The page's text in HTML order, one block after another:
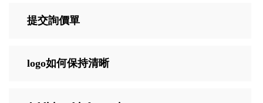
提交詢價單
logo如何保持清晰